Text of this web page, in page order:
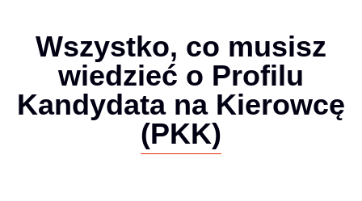
Wszystko, co musisz
wiedzieć o Profilu
Kandydata na Kierowcę
(PKK)